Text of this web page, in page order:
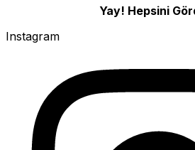
Yay! Hepsini
Instagram